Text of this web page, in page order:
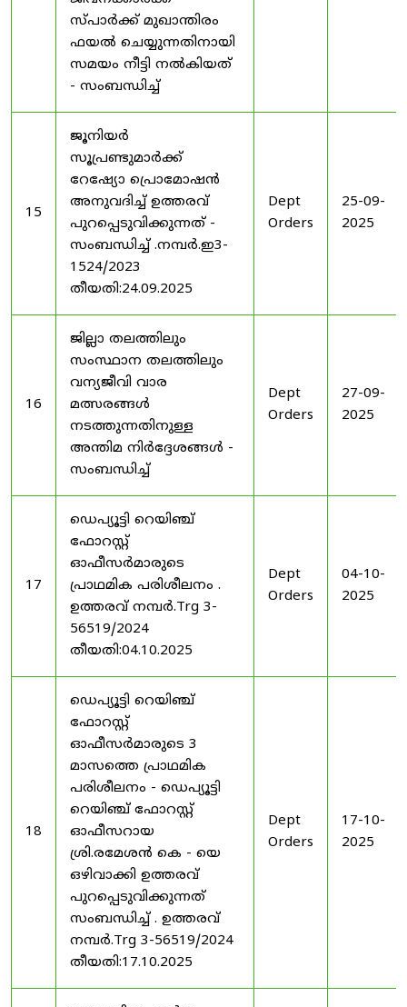
സ്പാർക്ക് മുഖാന്തിരം
ഫയൽ ചെയ്യുന്നതിനായി
സമയം നീട്ടി നൽകിയത്
- സംബന്ധിച്ച്
15
ജൂനിയർ
സൂപ്രണ്ടുമാർക്ക്
റേഷ്യോ പ്രൊമോഷൻ
അനുവദിച്ച് ഉത്തരവ്
പുറപ്പെടുവിക്കുന്നത് -
സംബന്ധിച്ച് .നമ്പർ.ഇ3-
1524/2023
തീയതി:24.09.2025
Dept
Orders
25-09-
2025
16
ജില്ലാ തലത്തിലും
സംസ്ഥാന തലത്തിലും
വന്യജീവി വാര
മത്സരങ്ങൾ
നടത്തുന്നതിനുള്ള
അന്തിമ നിർദ്ദേശങ്ങൾ -
സംബന്ധിച്ച്
Dept
Orders
27-09-
2025
17
ഡെപ്യൂട്ടി റെയിഞ്ച്
ഫോറസ്റ്റ്
ഓഫീസർമാരുടെ
പ്രാഥമിക പരിശീലനം .
ഉത്തരവ് നമ്പർ.Trg 3-
56519/2024
തീയതി:04.10.2025
Dept
Orders
04-10-
2025
18
ഡെപ്യൂട്ടി റെയിഞ്ച്
ഫോറസ്റ്റ്
ഓഫീസർമാരുടെ 3
മാസത്തെ പ്രാഥമിക
പരിശീലനം - ഡെപ്യൂട്ടി
റെയിഞ്ച് ഫോറസ്റ്റ്
ഓഫീസറായ
ശ്രി.രമേശൻ കെ - യെ
ഒഴിവാക്കി ഉത്തരവ്
പുറപ്പെടുവിക്കുന്നത്
സംബന്ധിച്ച് . ഉത്തരവ്
നമ്പർ.Trg 3-56519/2024
തീയതി:17.10.2025
Dept
Orders
17-10-
2025